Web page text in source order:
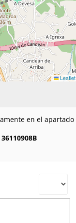
Leaflet
en el apartado
36110908B